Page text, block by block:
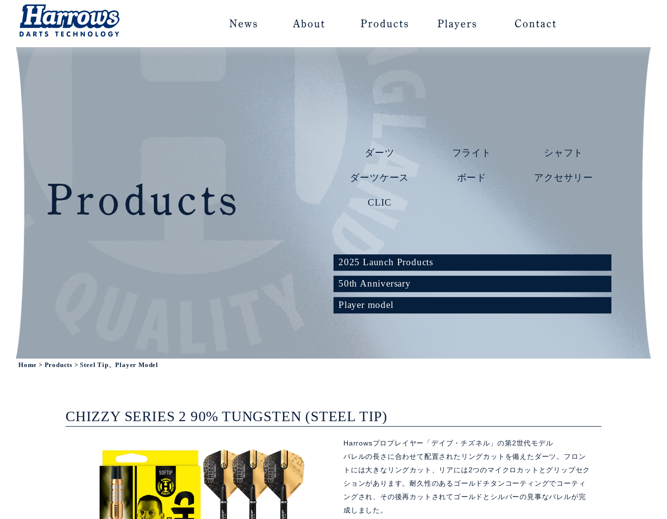
ダーツ フライト シャフト
ダーツケース ボード アクセサリー
CLIC
2025 Launch Products
50th Anniversary
Player model
Home > Products > Steel Tip、Player Model
CHIZZY SERIES 2 90% TUNGSTEN (STEEL TIP)
Harrowsプロプレイヤー「デイブ・チズネル」の第2世代モデル
バレルの長さに合わせて配置されたリングカットを備えたダーツ。フロン
トには大きなリングカット、リアには2つのマイクロカットとグリップセク
ションがあります。耐久性のあるゴールドチタンコーティングでコーティ
ングされ、その後再カットされてゴールドとシルバーの見事なバレルが完
成しました。